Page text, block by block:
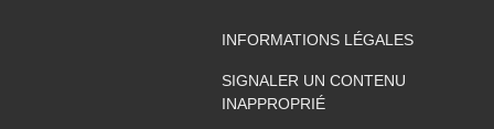
INFORMATIONS LÉGALES
SIGNALER UN CONTENU
INAPPROPRIÉ